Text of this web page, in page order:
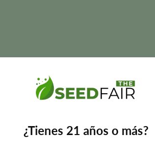
¿Tienes 21 años o más?
• Skunky
sabor, el tamaño de la planta, la